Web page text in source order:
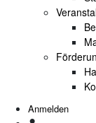
Anmelden